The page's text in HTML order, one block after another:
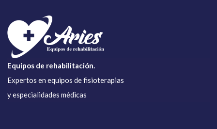
Equipos de rehabilitación.
Expertos en equipos de fisioterapias
y especialidades médicas